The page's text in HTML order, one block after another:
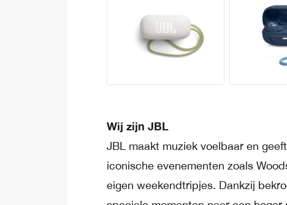
Wij zijn JBL
JBL maakt muziek voelbaar en
iconische evenementen zoals
eigen weekendtripjes. Dankzij